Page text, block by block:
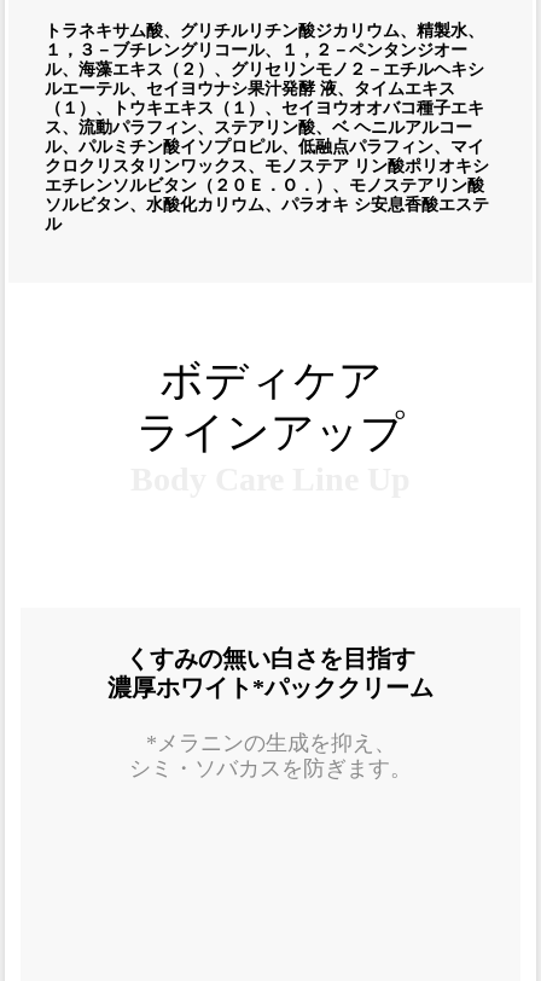
トラネキサム酸、グリチルリチン酸ジカリウム、精製水、
１，３－ブチレングリコール、１，２－ペンタンジオー
ル、海藻エキス（２）、グリセリンモノ２－エチルヘキシ
ルエーテル、セイヨウナシ果汁発酵 液、タイムエキス
（１）、トウキエキス（１）、セイヨウオオバコ種子エキ
ス、流動パラフィン、ステアリン酸、ベ ヘニルアルコー
ル、パルミチン酸イソプロピル、低融点パラフィン、マイ
クロクリスタリンワックス、モノステア リン酸ポリオキシ
エチレンソルビタン（２０Ｅ．Ｏ．）、モノステアリン酸
ソルビタン、水酸化カリウム、パラオキ シ安息香酸エステ
ル
ボディケア
ラインアップ
くすみの無い白さを目指す
濃厚ホワイト*パッククリーム
*メラニンの生成を抑え、
シミ・ソバカスを防ぎます。